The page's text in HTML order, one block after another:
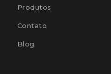
Produtos
Contato
Blog